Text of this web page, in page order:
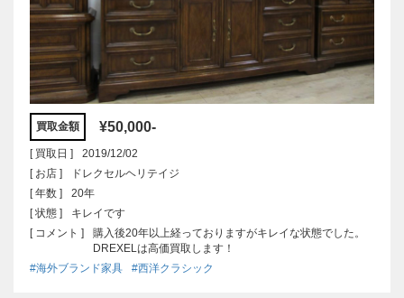
買取金額 ¥50,000-
[ 買取日 ]
2019/12/02
[ お店 ]
ドレクセルヘリテイジ
[ 年数 ]
20年
[ 状態 ]
キレイです
[ コメント ]
購入後20年以上経っておりますがキレイな状態でした。
DREXELは高価買取します！
#海外ブランド家具
#西洋クラシック